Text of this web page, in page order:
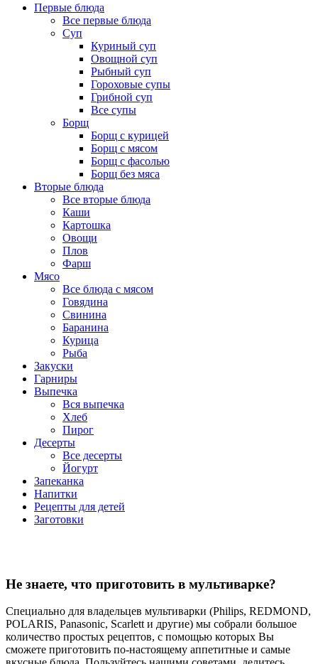
Первые блюда
Все первые блюда
Суп
Куриный суп
Овощной суп
Рыбный суп
Гороховые супы
Грибной суп
Все супы
Борщ
Борщ с курицей
Борщ с мясом
Борщ с фасолью
Борщ без мяса
Вторые блюда
Все вторые блюда
Каши
Картошка
Овощи
Плов
Фарш
Мясо
Все блюда с мясом
Говядина
Свинина
Баранина
Курица
Рыба
Закуски
Гарниры
Выпечка
Вся выпечка
Хлеб
Пирог
Десерты
Все десерты
Йогурт
Запеканка
Напитки
Рецепты для детей
Заготовки
Не знаете, что приготовить в мультиварке?
Специально для владельцев мультиварки (Philips, REDMOND,
POLARIS, Panasonic, Scarlett и другие) мы собрали большое
количество простых рецептов, с помощью которых Вы
сможете приготовить по-настоящему аппетитные и самые